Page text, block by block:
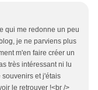
qui me redonne un peu
je ne parviens plus
m'en faire créer un
très intéressant ni lu
et j'étais
le retrouver !<br />